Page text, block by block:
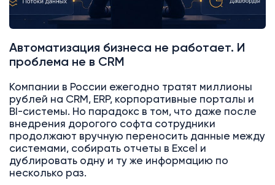
Автоматизация бизнеса не работает. И
проблема не в CRM
Компании в России ежегодно тратят миллионы
рублей на CRM, ERP, корпоративные порталы и
BI-системы. Но парадокс в том, что даже после
внедрения дорогого софта сотрудники
продолжают вручную переносить данные между
системами, собирать отчеты в Excel и
дублировать одну и ту же информацию по
несколько раз.